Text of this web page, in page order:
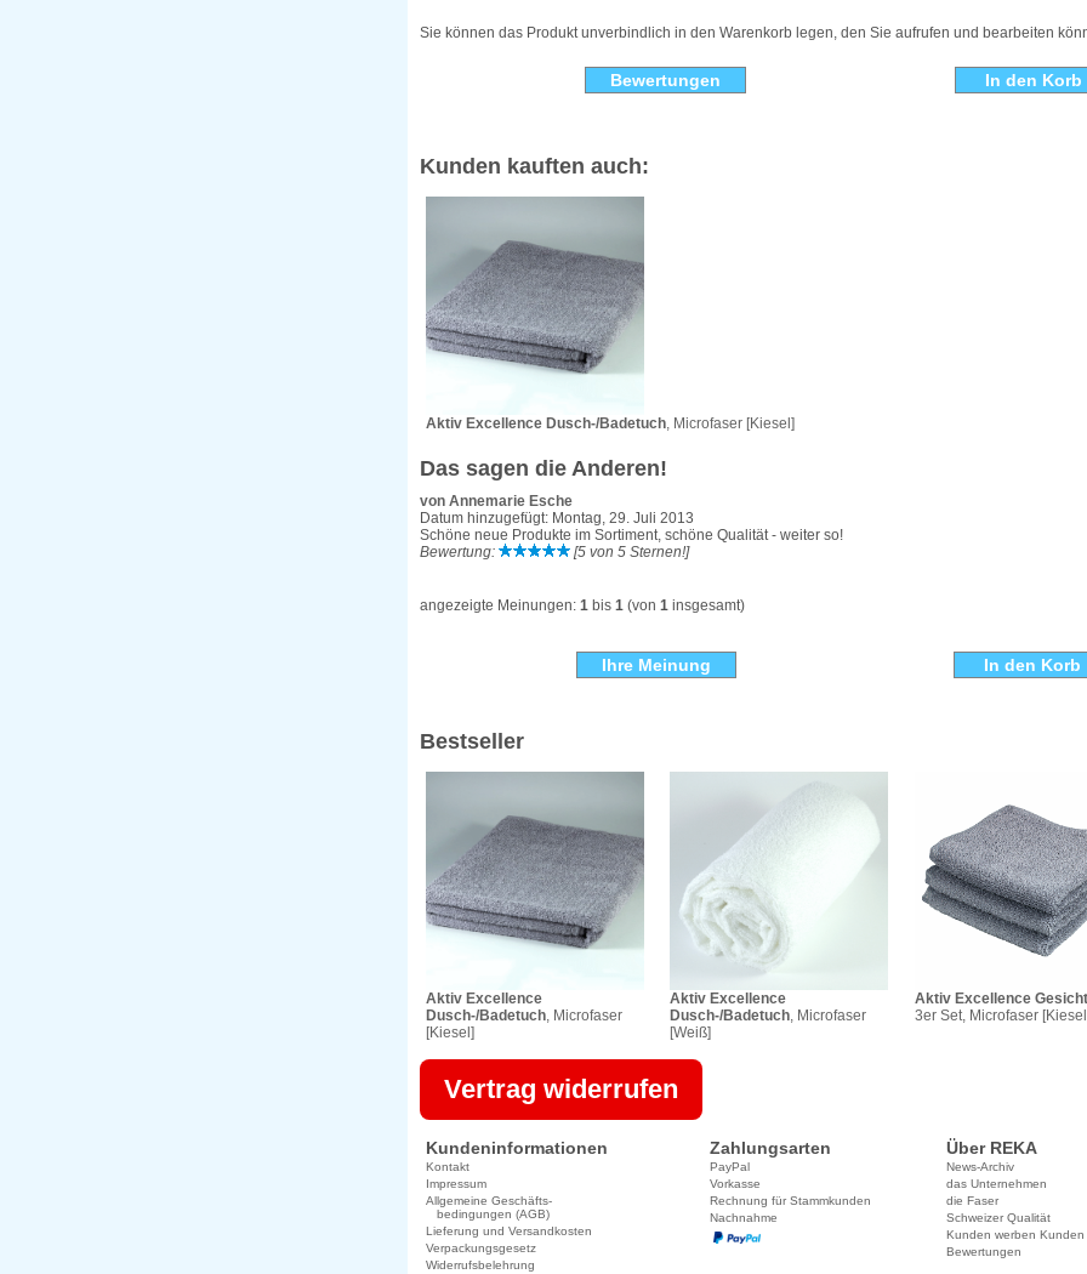
Sie können das Produkt unverbindlich in den Warenkorb legen, den Sie aufrufen und bearbeiten
Bewertungen
Kunden kauften auch:
Aktiv Excellence Dusch-/Badetuch, Microfaser [Kiesel]
Das sagen die Anderen!
von Annemarie Esche
Datum hinzugefügt: Montag, 29. Juli 2013
Schöne neue Produkte im Sortiment, schöne Qualität - weiter so!
Bewertung:
[5 von 5 Sternen!]
angezeigte Meinungen: 1 bis 1 (von 1 insgesamt)
Ihre Meinung
Bestseller
Aktiv Excellence
Dusch-/Badetuch, Microfaser
[Kiesel]
Aktiv Excellence
Dusch-/Badetuch, Microfaser
[Weiß]
Aktiv Excellence
3er Set, Microfaser
Vertrag widerrufen
Kundeninformationen
Kontakt
Impressum
Allgemeine Geschäfts-
bedingungen (AGB)
Lieferung und Versandkosten
Verpackungsgesetz
Widerrufsbelehrung
Zahlungsarten
PayPal
Vorkasse
Rechnung für Stammkunden
Nachnahme
Über REKA
News-Archiv
das Unternehmen
die Faser
Schweizer Qualität
Kunden werben Kunden
Bewertungen